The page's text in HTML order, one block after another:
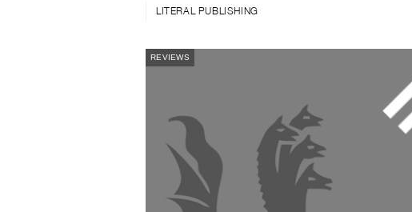
LITERAL PUBLISHING
REVIEWS